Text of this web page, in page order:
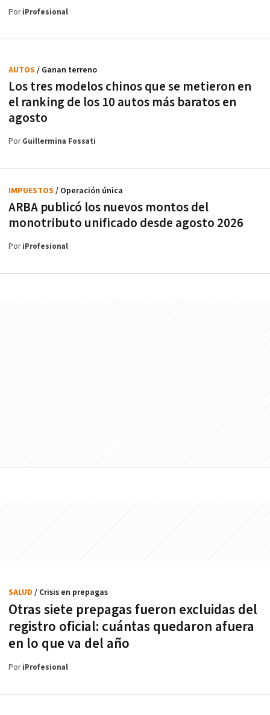
PoriProfesional
Los tres modelos chinos que se metieron en
el ranking de los 10 autos más baratos en
agosto
AUTOS / Ganan terreno
PorGuillermina Fossati
ARBA publicó los nuevos montos del
monotributo unificado desde agosto 2026
IMPUESTOS / Operación única
PoriProfesional
Otras siete prepagas fueron excluidas del
registro oficial: cuántas quedaron afuera
en lo que va del año
SALUD / Crisis en prepagas
PoriProfesional